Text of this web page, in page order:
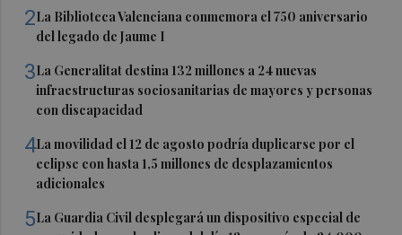
2La Biblioteca Valenciana conmemora el 750 aniversario
del legado de Jaume I
3La Generalitat destina 132 millones a 24 nuevas
infraestructuras sociosanitarias de mayores y personas
con discapacidad
4La movilidad el 12 de agosto podría duplicarse por el
eclipse con hasta 1,5 millones de desplazamientos
adicionales
5La Guardia Civil desplegará un dispositivo especial de